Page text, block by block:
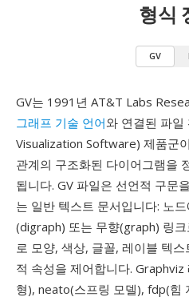
형식
GV
GV는 1991년 AT&T Labs
그래프 기술 언어와 연결된 파일
Visualization Software) 제품군
관계의 구조화된 다이어그램을
됩니다. GV 파일은 선언적 구문
는 일반 텍스트 문서입니다: 노
(digraph) 또는 무향(graph) 링
로 모양, 색상, 글꼴, 레이블 텍
적 속성을 제어합니다.
형), neato(스프링 모델), fdp(힘